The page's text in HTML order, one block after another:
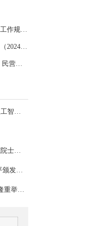
中共中央办公厅印发《全国党员教育培训工作规划（2024－2028年）》
中共中央国务院印发《乡村全面振兴规划（2024—2027年）》
习近平：民营经济发展前景广阔大有可为 民营企业和民营企业家大显身手正当其时
习近平出席2026世界人工智能大会暨人工智能全球治理高级别会议开幕式并发表主旨讲话
习近平出席国家科学技术奖励大会两院院士大会中国科协第十一次全国代表大会并发表重要讲话
中央军委举行晋升上将军衔仪式 习近平颁发命令状并向晋衔的军官表示祝贺
庆祝中国共产党成立105周年大会在京隆重举行 习近平发表重要讲话